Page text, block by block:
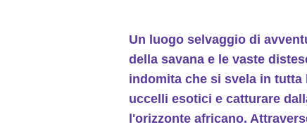
Un luogo selvaggio di
della savana e le vaste
indomita che si svela in tutta
uccelli esotici e catturare
l'orizzonte africano.